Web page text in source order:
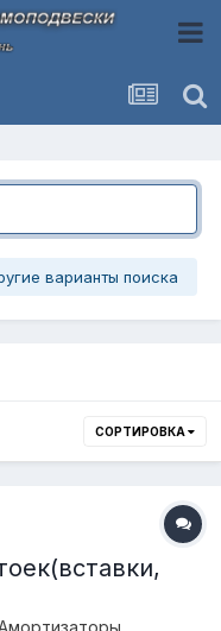
варианты поиска
СОРТИРОВКА